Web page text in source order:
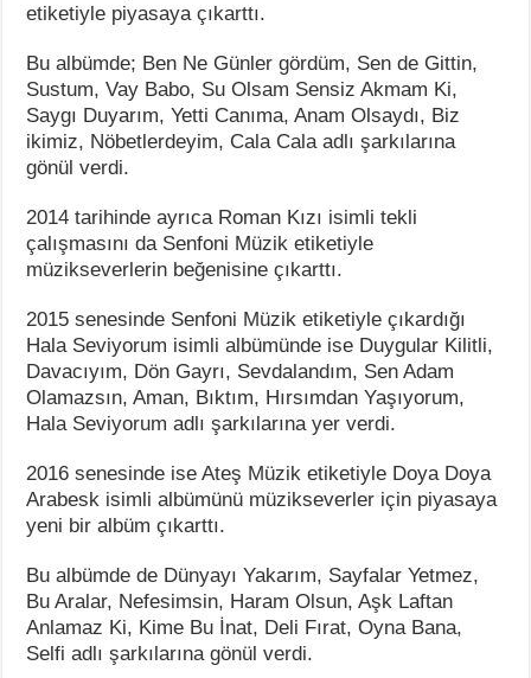
etiketiyle piyasaya çıkarttı.
Bu albümde; Ben Ne Günler gördüm, Sen de Gittin,
Sustum, Vay Babo, Su Olsam Sensiz Akmam Ki,
Saygı Duyarım, Yetti Canıma, Anam Olsaydı, Biz
ikimiz, Nöbetlerdeyim, Cala Cala adlı şarkılarına
gönül verdi.
2014 tarihinde ayrıca Roman Kızı isimli tekli
çalışmasını da Senfoni Müzik etiketiyle
müzikseverlerin beğenisine çıkarttı.
2015 senesinde Senfoni Müzik etiketiyle çıkardığı
Hala Seviyorum isimli albümünde ise Duygular Kilitli,
Davacıyım, Dön Gayrı, Sevdalandım, Sen Adam
Olamazsın, Aman, Bıktım, Hırsımdan Yaşıyorum,
Hala Seviyorum adlı şarkılarına yer verdi.
2016 senesinde ise Ateş Müzik etiketiyle Doya Doya
Arabesk isimli albümünü müzikseverler için piyasaya
yeni bir albüm çıkarttı.
Bu albümde de Dünyayı Yakarım, Sayfalar Yetmez,
Bu Aralar, Nefesimsin, Haram Olsun, Aşk Laftan
Anlamaz Ki, Kime Bu İnat, Deli Fırat, Oyna Bana,
Selfi adlı şarkılarına gönül verdi.